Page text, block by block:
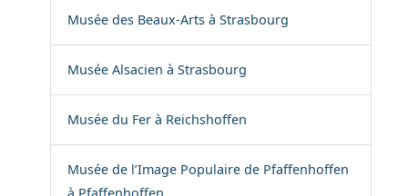
Musée des Beaux-Arts à Strasbourg
Musée Alsacien à Strasbourg
Musée du Fer à Reichshoffen
Musée de l’Image Populaire de Pfaffenhoffen